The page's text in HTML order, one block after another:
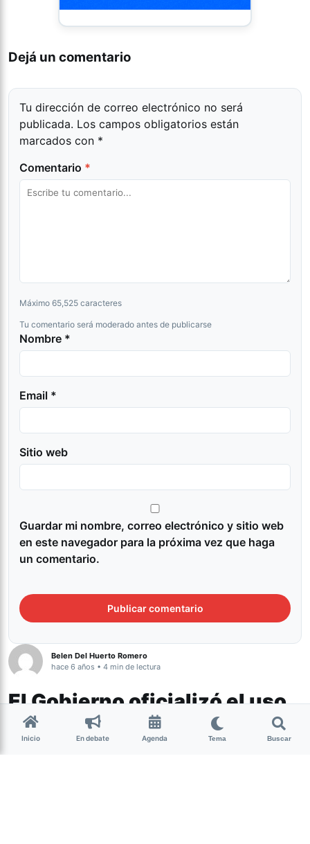
Dejá un comentario
Tu dirección de correo electrónico no será
publicada. Los campos obligatorios están
marcados con *
Comentario *
Máximo 65,525 caracteres
Tu comentario será moderado antes de publicarse
Nombre *
Email *
Sitio web
Guardar mi nombre, correo electrónico y sitio web
en este navegador para la próxima vez que haga
un comentario.
Belen Del Huerto Romero
hace 6 años • 4 min de lectura
El Gobierno oficializó el uso
de cannabis medicinal: los
puntos más importantes del
Inicio En debate Agenda Tema Buscar